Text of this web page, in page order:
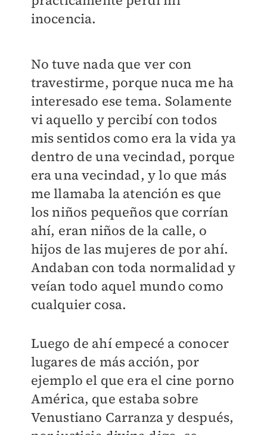
inocencia.
No tuve nada que ver con
travestirme, porque nuca me ha
interesado ese tema. Solamente
vi aquello y percibí con todos
mis sentidos como era la vida ya
dentro de una vecindad, porque
era una vecindad, y lo que más
me llamaba la atención es que
los niños pequeños que corrían
ahí, eran niños de la calle, o
hijos de las mujeres de por ahí.
Andaban con toda normalidad y
veían todo aquel mundo como
cualquier cosa.
Luego de ahí empecé a conocer
lugares de más acción, por
ejemplo el que era el cine porno
América, que estaba sobre
Venustiano Carranza y después,